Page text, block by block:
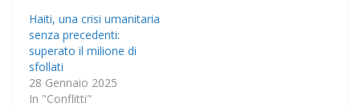
Haiti, una crisi umanitaria
senza precedenti:
superato il milione di
sfollati
28 Gennaio 2025
In "Conflitti"